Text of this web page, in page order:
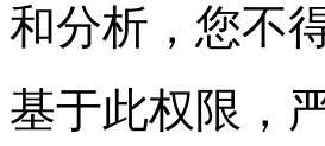
和分析，您不
基于此权限，